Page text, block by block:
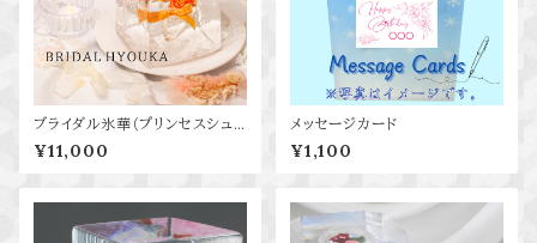
ブライダル氷華（プリンセスシュ
ーズ） イエロー
¥11,000
メッセージカード
¥1,100